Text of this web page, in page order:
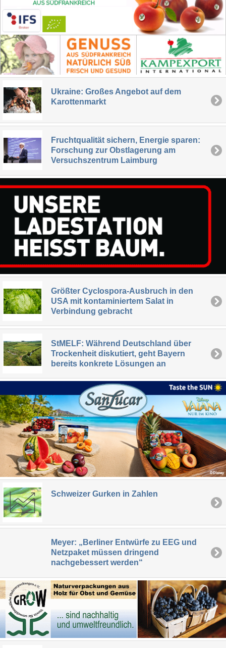
Ukraine: Großes Angebot auf dem
Karottenmarkt
Fruchtqualität sichern, Energie sparen:
Forschung zur Obstlagerung am
Versuchszentrum Laimburg
Größter Cyclospora-Ausbruch in den
USA mit kontaminiertem Salat in
Verbindung gebracht
StMELF: Während Deutschland über
Trockenheit diskutiert, geht Bayern
bereits konkrete Lösungen an
Schweizer Gurken in Zahlen
Meyer: „Berliner Entwürfe zu EEG und
Netzpaket müssen dringend
nachgebessert werden“